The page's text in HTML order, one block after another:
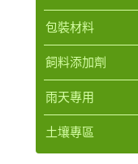
包裝材料
飼料添加劑
雨天專用
土壤專區